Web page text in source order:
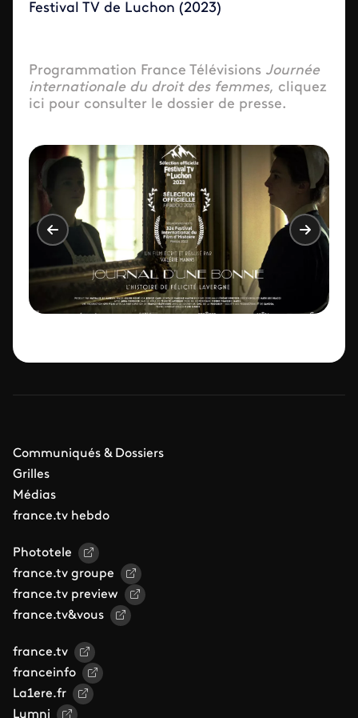
Festival TV de Luchon (2023)
Programmation France Télévisions Journée
internationale du droit des femmes, cliquez
ici pour consulter le dossier de presse.
Communiqués & Dossiers
Grilles
Médias
france.tv hebdo
Phototele
france.tv groupe
france.tv preview
france.tv&vous
france.tv
franceinfo
La1ere.fr
Lumni